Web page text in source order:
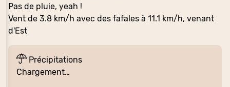
Pas de pluie, yeah !
Vent de 3.8 km/h avec des fafales à 11.1 km/h, venant
d'Est
Précipitations
Chargement…